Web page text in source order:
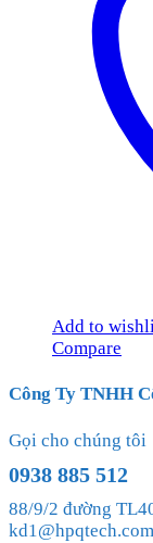
Add to
Compare
Công Ty TNHH
Gọi cho chúng tôi
0938 885 512
88/9/2 đường
kd1@hpqtech.com